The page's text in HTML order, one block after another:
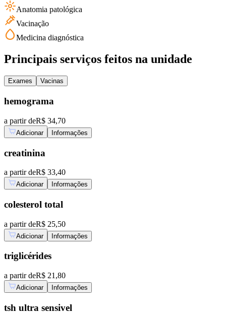
Anatomia patológica
Vacinação
Medicina diagnóstica
Principais serviços feitos na unidade
Exames Vacinas
hemograma
a partir deR$ 34,70
Adicionar Informações
creatinina
a partir deR$ 33,40
Adicionar Informações
colesterol total
a partir deR$ 25,50
Adicionar Informações
triglicérides
a partir deR$ 21,80
Adicionar Informações
tsh ultra sensivel